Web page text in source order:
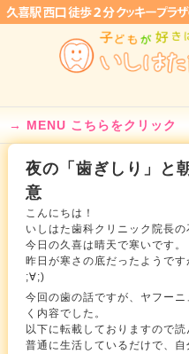
MENU こちらをクリック
夜の「歯ぎしり」と
意
こんにちは！
いしはた歯科クリニック院長の
今日の久喜は晴天で寒いです。
昨日が寒さの底だったようで
;∀;)
今回の歯の話ですが、ヤフー
く内容でした。
以下に転載しておりますので
普通に生活しているだけで、